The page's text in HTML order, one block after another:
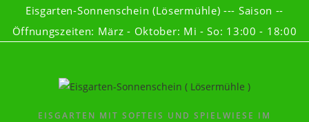
Eisgarten-Sonnenschein (Lösermühle) --- Saison --
Öffnungszeiten: März - Oktober: Mi - So: 13:00 - 18:00
EISGARTEN MIT SOFTEIS UND SPIELWIESE IM